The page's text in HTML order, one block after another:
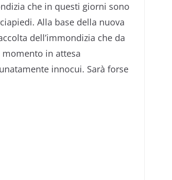
che in questi giorni sono
Alla base della nuova
dell’immondizia che da
momento in attesa
innocui. Sarà forse